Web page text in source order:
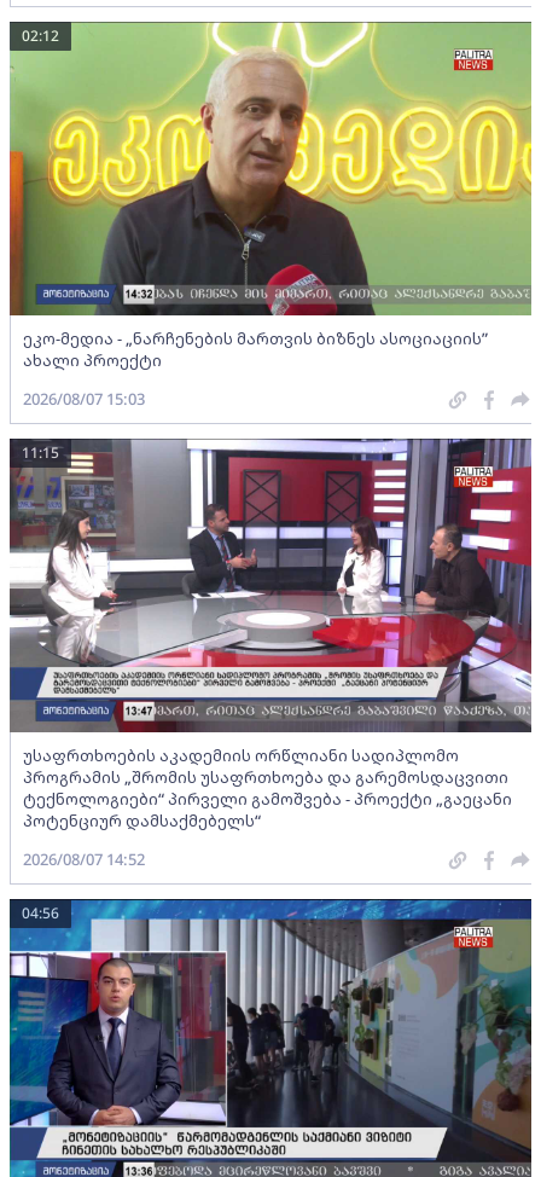
ეკო-მედია - „ნარჩენების მართვის ბიზნეს ასოციაციის”
ახალი პროექტი
02:12
2026/08/07 15:03
უსაფრთხოების აკადემიის ორწლიანი სადიპლომო
პროგრამის „შრომის უსაფრთხოება და გარემოსდაცვითი
ტექნოლოგიები“ პირველი გამოშვება - პროექტი „გაეცანი
პოტენციურ დამსაქმებელს“
11:15
2026/08/07 14:52
04:56